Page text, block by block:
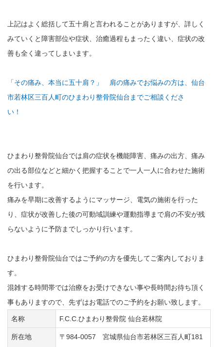
上記はよく総括して五十肩と言われることがありますが、詳しく
みていくと障害部位や症状、治癒過程もまったく違い、症状の改
善も全く違ってしまいます。
「その痛み、本当に五十肩？」 肩の痛みでお悩みの方は、仙台
市若林区三百人町のひまわり整骨院仙台までご相談くださ
い！
ひまわり整骨院仙台では肩の症状を機能障害、痛みの出方、痛み
の出る部位などと細かく把握することで一人一人に合わせた施術
を行います。
痛みを早期に改善するようにマッサージ、電気の施術を行った
り、症状が改善した後の可動域訓練や運動指導まで肩の不安が残
らないように予防までしっかり行います。
ひまわり整骨院仙台ではご予約の方を優先してご案内しておりま
す。
混雑する時間帯では治療をお受けできない事や長時間お待ち頂く
事もありますので、先ずはお電話でのご予約をお願い致します。
名称 F.C.C.ひまわり整骨院 仙台若林院
所在地 〒984-0057 宮城県仙台市若林区三百人町181